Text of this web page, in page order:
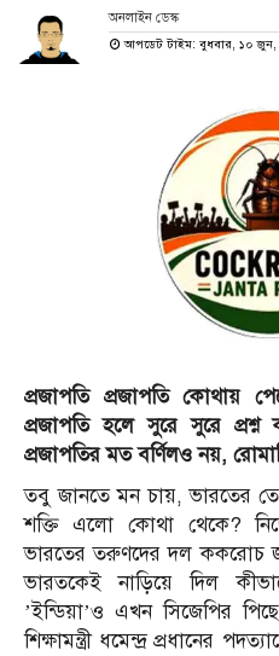
অনলাইন ডেস্ক
আপডেট টাইম: বুধবার, ১০ জুন,
প্রজাপতি প্রজাপতি কোথায়
প্রজাপতি হলে সুরে সুরে
প্রজাপতির মত বর্ণিলও নয়,
তবু জানতে মন চায়, ভারতের
শক্তি এলো কোথা থেকে?
ভারতের তরুণদের দল ককরোচ
ভারতকেই নাড়িয়ে দিল
’ইন্ডিয়া’ও এখন সিজেপির
শিক্ষামন্ত্রী ধমেন্দ্র প্রধানের